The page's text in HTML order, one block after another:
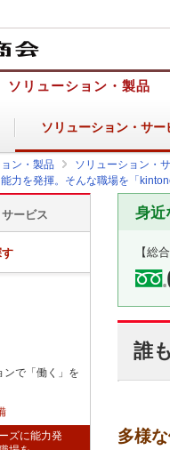
ソリューション・製品
ソリューション・ サー
ン・製品 ソリューション・
力を発揮。そんな職場を「
身近
【総
誰
多様
ービス
ンで「働く」を
ズに能力発